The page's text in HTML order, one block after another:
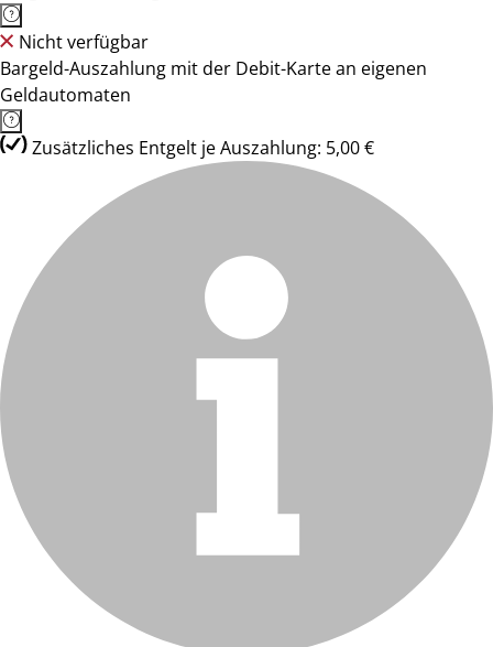
Nicht verfügbar
Bargeld-Auszahlung mit der Debit-Karte an eigenen
Geldautomaten
Zusätzliches Entgelt je Auszahlung: 5,00 €